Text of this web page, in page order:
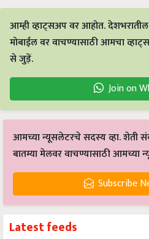
आम्ही व्हाट्सअप वर आहोत. देशभरातील
मोबाईल वर वाचण्यासाठी आमचा
से जुड़ें.
Join on
आमच्या न्यूसलेटरचे सदस्य व्हा. शेती
बातम्या मेलवर वाचण्यासाठी आमच्या
Subscribe
Latest feeds